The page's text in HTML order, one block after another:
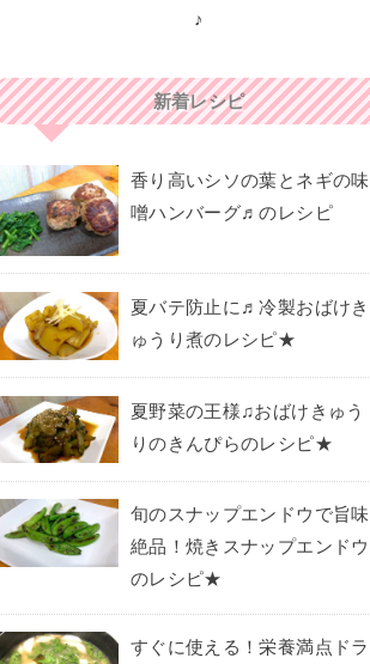
♪
新着レシピ
香り高いシソの葉とネギの味
噌ハンバーグ♬のレシピ
夏バテ防止に♬冷製おばけき
ゅうり煮のレシピ★
夏野菜の王様♫おばけきゅう
りのきんぴらのレシピ★
旬のスナップエンドウで旨味
絶品！焼きスナップエンドウ
のレシピ★
すぐに使える！栄養満点ドラ